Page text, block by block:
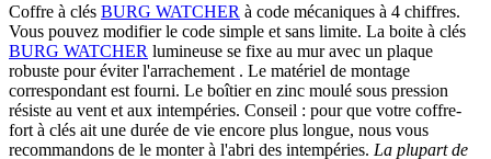
Coffre à clés BURG WATCHER à code mécaniques à 4 chiffres.
Vous pouvez modifier le code simple et sans limite. La boite à clés
BURG WATCHER lumineuse se fixe au mur avec un plaque
robuste pour éviter l'arrachement . Le matériel de montage
correspondant est fourni. Le boîtier en zinc moulé sous pression
résiste au vent et aux intempéries. Conseil : pour que votre coffre-
fort à clés ait une durée de vie encore plus longue, nous vous
recommandons de le monter à l'abri des intempéries. La plupart de